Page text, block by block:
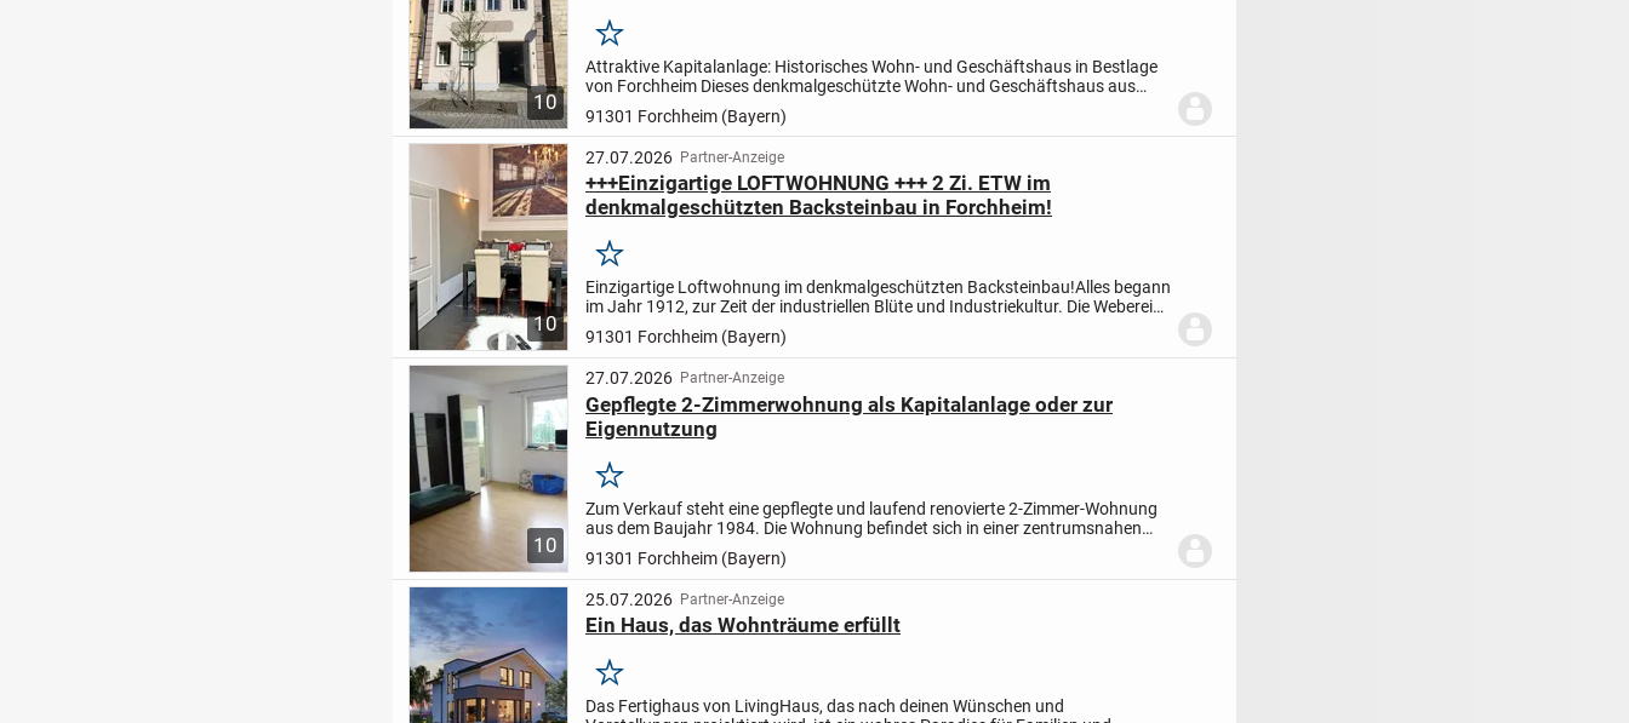
10
Merken
Attraktive Kapitalanlage: Historisches Wohn- und Geschäftshaus in Bestlage
von Forchheim Dieses denkmalgeschützte Wohn- und Geschäftshaus aus
dem frühen 18. Jahrhundert befindet sich in absolut...
91301 Forchheim (Bayern)
10
27.07.2026 Partner-Anzeige
+++Einzigartige LOFTWOHNUNG +++ 2 Zi. ETW im
denkmalgeschützten Backsteinbau in Forchheim!
Merken
Einzigartige Loftwohnung im denkmalgeschützten Backsteinbau!Alles begann
im Jahr 1912, zur Zeit der industriellen Blüte und Industriekultur. Die Weberei
Forchheim, eine alteingesessene Firma,...
91301 Forchheim (Bayern)
10
27.07.2026 Partner-Anzeige
Gepflegte 2-Zimmerwohnung als Kapitalanlage oder zur
Eigennutzung
Merken
Zum Verkauf steht eine gepflegte und laufend renovierte 2-Zimmer-Wohnung
aus dem Baujahr 1984. Die Wohnung befindet sich in einer zentrumsnahen
Lage und überzeugt durch ihre durchdachte Raumaufteilung...
91301 Forchheim (Bayern)
25.07.2026 Partner-Anzeige
Ein Haus, das Wohnträume erfüllt
Merken
Das Fertighaus von LivingHaus, das nach deinen Wünschen und